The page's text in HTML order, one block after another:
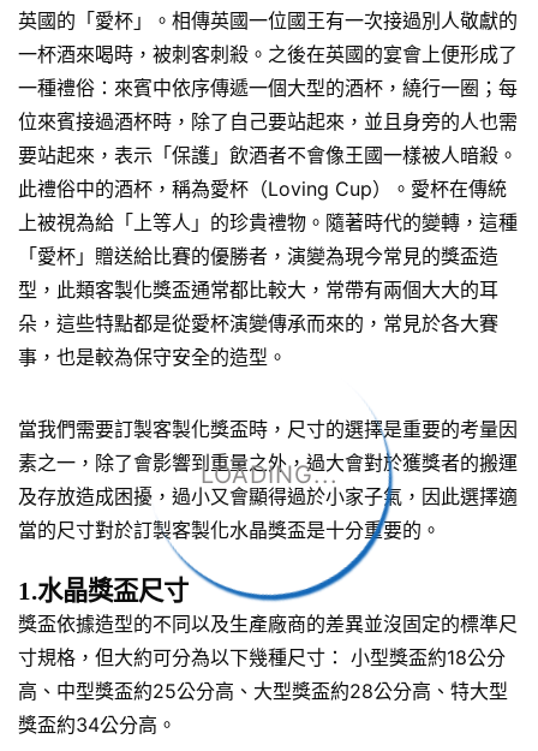
LOADING...
英國的「愛杯」。相傳英國一位國王有一次接過別人敬獻的
一杯酒來喝時，被刺客刺殺。之後在英國的宴會上便形成了
一種禮俗：來賓中依序傳遞一個大型的酒杯，繞行一圈；每
位來賓接過酒杯時，除了自己要站起來，並且身旁的人也需
要站起來，表示「保護」飲酒者不會像王國一樣被人暗殺。
此禮俗中的酒杯，稱為愛杯（Loving Cup）。愛杯在傳統
上被視為給「上等人」的珍貴禮物。隨著時代的變轉，這種
「愛杯」贈送給比賽的優勝者，演變為現今常見的獎盃造
型，此類客製化獎盃通常都比較大，常帶有兩個大大的耳
朵，這些特點都是從愛杯演變傳承而來的，常見於各大賽
事，也是較為保守安全的造型。
當我們需要訂製客製化獎盃時，尺寸的選擇是重要的考量因
素之一，除了會影響到重量之外，過大會對於獲獎者的搬運
及存放造成困擾，過小又會顯得過於小家子氣，因此選擇適
當的尺寸對於訂製客製化水晶獎盃是十分重要的。
1.水晶獎盃尺寸
獎盃依據造型的不同以及生產廠商的差異並沒固定的標準尺
寸規格，但大約可分為以下幾種尺寸： 小型獎盃約18公分
高、中型獎盃約25公分高、大型獎盃約28公分高、特大型
獎盃約34公分高。